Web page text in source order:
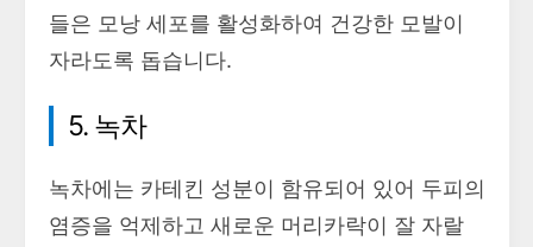
들은 모낭 세포를 활성화하여 건강한 모발이
자라도록 돕습니다.
5. 녹차
녹차에는 카테킨 성분이 함유되어 있어 두피의
염증을 억제하고 새로운 머리카락이 잘 자랄